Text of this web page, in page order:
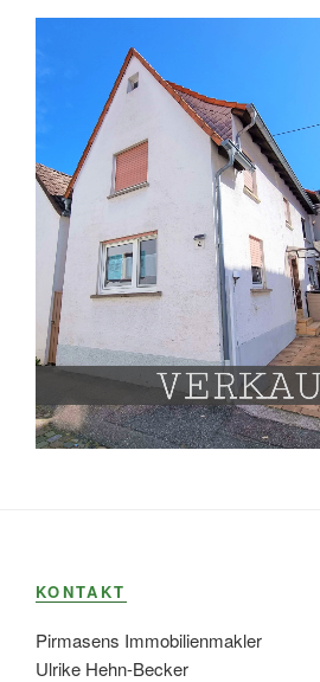
KONTAKT
Pirmasens Immobilienmakler
Ulrike Hehn-Becker